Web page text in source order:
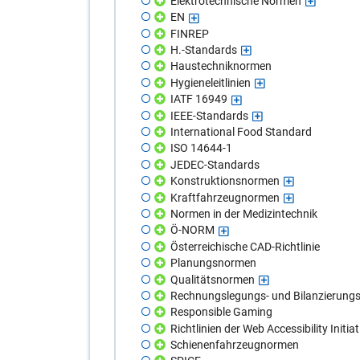
EN
FINREP
H.-Standards
Haustechniknormen
Hygieneleitlinien
IATF 16949
IEEE-Standards
International Food Standard
ISO 14644-1
JEDEC-Standards
Konstruktionsnormen
Kraftfahrzeugnormen
Normen in der Medizintechnik
Ö-NORM
Österreichische CAD-Richtlinie
Planungsnormen
Qualitätsnormen
Rechnungslegungs- und
Responsible Gaming
Richtlinien der Web Accessibility
Schienenfahrzeugnormen